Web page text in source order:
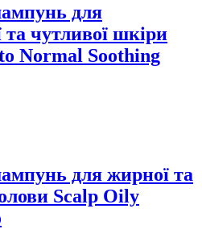
для
та чутливої шкіри
Normal Soothing
для жирної та
Scalp Oily